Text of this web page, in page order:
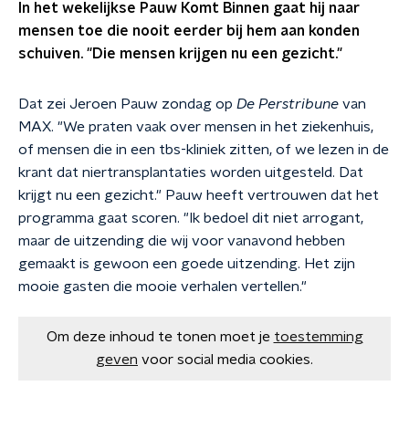
In het wekelijkse Pauw Komt Binnen gaat hij naar
mensen toe die nooit eerder bij hem aan konden
schuiven. "Die mensen krijgen nu een gezicht."
Dat zei Jeroen Pauw zondag op De Perstribune van
MAX. "We praten vaak over mensen in het ziekenhuis,
of mensen die in een tbs-kliniek zitten, of we lezen in de
krant dat niertransplantaties worden uitgesteld. Dat
krijgt nu een gezicht." Pauw heeft vertrouwen dat het
programma gaat scoren. "Ik bedoel dit niet arrogant,
maar de uitzending die wij voor vanavond hebben
gemaakt is gewoon een goede uitzending. Het zijn
mooie gasten die mooie verhalen vertellen."
Om deze inhoud te tonen moet je toestemming
geven voor social media cookies.